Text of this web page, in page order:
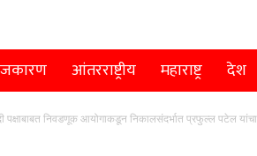
आंतरराष्ट्रीय महाराष्ट्र देश
पक्षाबाबत निवडणूक आयोगाकडून निकालसंदर्भात प्रफुल्ल पटेल यांचा